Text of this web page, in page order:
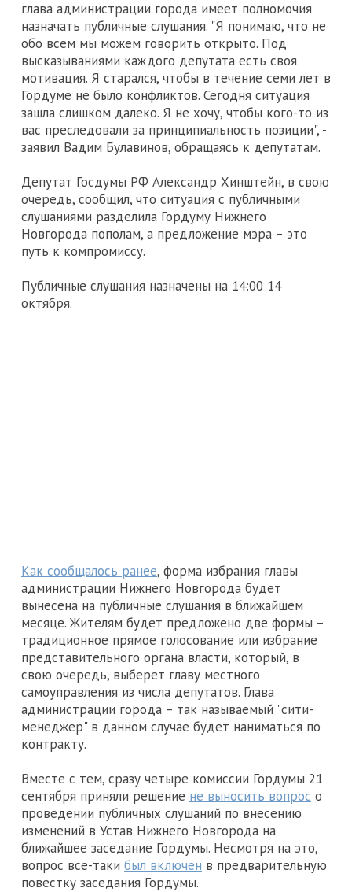
глава администрации города имеет полномочия
назначать публичные слушания. "Я понимаю, что не
обо всем мы можем говорить открыто. Под
высказываниями каждого депутата есть своя
мотивация. Я старался, чтобы в течение семи лет в
Гордуме не было конфликтов. Сегодня ситуация
зашла слишком далеко. Я не хочу, чтобы кого-то из
вас преследовали за принципиальность позиции", -
заявил Вадим Булавинов, обращаясь к депутатам.
Депутат Госдумы РФ Александр Хинштейн, в свою
очередь, сообщил, что ситуация с публичными
слушаниями разделила Гордуму Нижнего
Новгорода пополам, а предложение мэра – это
путь к компромиссу.
Публичные слушания назначены на 14:00 14
октября.
Как сообщалось ранее, форма избрания главы
администрации Нижнего Новгорода будет
вынесена на публичные слушания в ближайшем
месяце. Жителям будет предложено две формы –
традиционное прямое голосование или избрание
представительного органа власти, который, в
свою очередь, выберет главу местного
самоуправления из числа депутатов. Глава
администрации города – так называемый "сити-
менеджер" в данном случае будет наниматься по
контракту.
Вместе с тем, сразу четыре комиссии Гордумы 21
сентября приняли решение не выносить вопрос о
проведении публичных слушаний по внесению
изменений в Устав Нижнего Новгорода на
ближайшее заседание Гордумы. Несмотря на это,
вопрос все-таки был включен в предварительную
повестку заседания Гордумы.